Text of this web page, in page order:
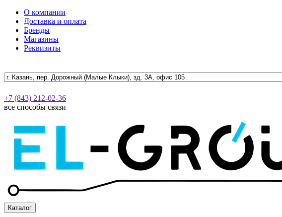
О компании
Доставка и оплата
Бренды
Магазины
Реквизиты
+7 (843) 212-02-36
все способы связи
Каталог